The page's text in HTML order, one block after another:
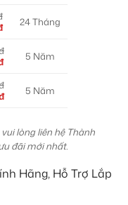
24 Tháng
5 Năm
5 Năm
lòng liên hệ Thành
đãi mới nhất.